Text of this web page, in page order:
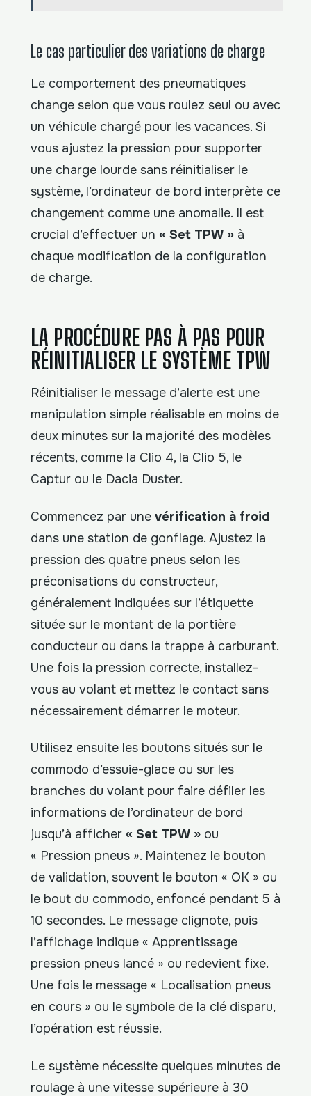
Le cas particulier des variations de charge
Le comportement des pneumatiques
change selon que vous roulez seul ou avec
un véhicule chargé pour les vacances. Si
vous ajustez la pression pour supporter
une charge lourde sans réinitialiser le
système, l’ordinateur de bord interprète ce
changement comme une anomalie. Il est
crucial d’effectuer un « Set TPW » à
chaque modification de la configuration
de charge.
LA PROCÉDURE PAS À PAS POUR
RÉINITIALISER LE SYSTÈME TPW
Réinitialiser le message d’alerte est une
manipulation simple réalisable en moins de
deux minutes sur la majorité des modèles
récents, comme la Clio 4, la Clio 5, le
Captur ou le Dacia Duster.
Commencez par une vérification à froid
dans une station de gonflage. Ajustez la
pression des quatre pneus selon les
préconisations du constructeur,
généralement indiquées sur l’étiquette
située sur le montant de la portière
conducteur ou dans la trappe à carburant.
Une fois la pression correcte, installez-
vous au volant et mettez le contact sans
nécessairement démarrer le moteur.
Utilisez ensuite les boutons situés sur le
commodo d’essuie-glace ou sur les
branches du volant pour faire défiler les
informations de l’ordinateur de bord
jusqu’à afficher « Set TPW » ou
« Pression pneus ». Maintenez le bouton
de validation, souvent le bouton « OK » ou
le bout du commodo, enfoncé pendant 5 à
10 secondes. Le message clignote, puis
l’affichage indique « Apprentissage
pression pneus lancé » ou redevient fixe.
Une fois le message « Localisation pneus
en cours » ou le symbole de la clé disparu,
l’opération est réussie.
Le système nécessite quelques minutes de
roulage à une vitesse supérieure à 30